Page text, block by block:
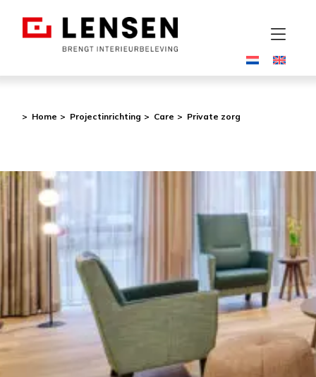
Home Projectinrichting Care Private zorg